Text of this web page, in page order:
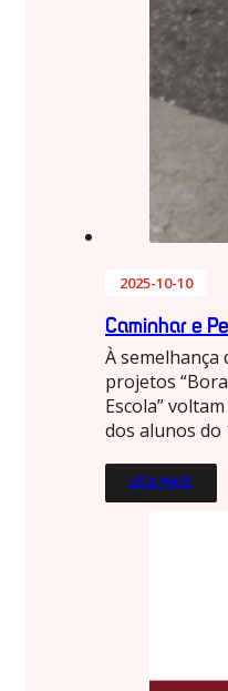
2025-10-10
Caminhar e
À semelhança
projetos
Escola”
dos alunos do
LEIA MAIS